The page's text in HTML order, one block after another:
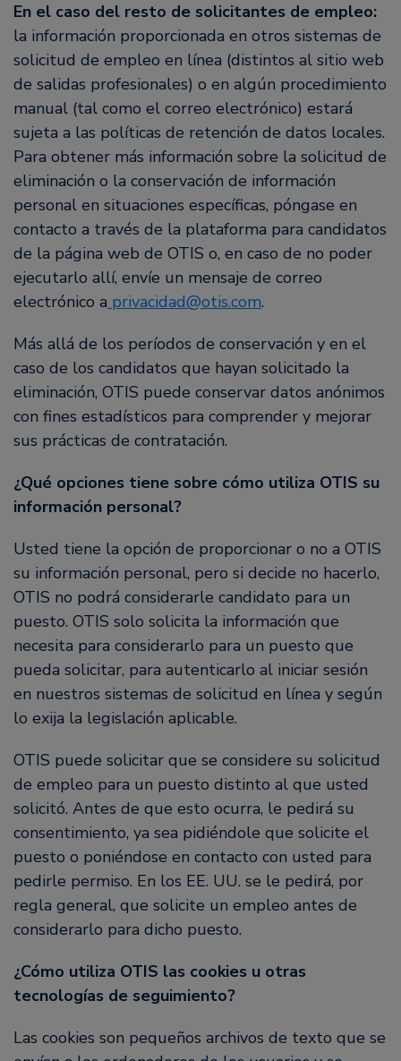
En el caso del resto de solicitantes de empleo:
la información proporcionada en otros sistemas de
solicitud de empleo en línea (distintos al sitio web
de salidas profesionales) o en algún procedimiento
manual (tal como el correo electrónico) estará
sujeta a las políticas de retención de datos locales.
Para obtener más información sobre la solicitud de
eliminación o la conservación de información
personal en situaciones específicas, póngase en
contacto a través de la plataforma para candidatos
de la página web de OTIS o, en caso de no poder
ejecutarlo allí, envíe un mensaje de correo
electrónico a privacidad@otis.com.
Más allá de los períodos de conservación y en el
caso de los candidatos que hayan solicitado la
eliminación, OTIS puede conservar datos anónimos
con fines estadísticos para comprender y mejorar
sus prácticas de contratación.
¿Qué opciones tiene sobre cómo utiliza OTIS su
información personal?
Usted tiene la opción de proporcionar o no a OTIS
su información personal, pero si decide no hacerlo,
OTIS no podrá considerarle candidato para un
puesto. OTIS solo solicita la información que
necesita para considerarlo para un puesto que
pueda solicitar, para autenticarlo al iniciar sesión
en nuestros sistemas de solicitud en línea y según
lo exija la legislación aplicable.
OTIS puede solicitar que se considere su solicitud
de empleo para un puesto distinto al que usted
solicitó. Antes de que esto ocurra, le pedirá su
consentimiento, ya sea pidiéndole que solicite el
puesto o poniéndose en contacto con usted para
pedirle permiso. En los EE. UU. se le pedirá, por
regla general, que solicite un empleo antes de
considerarlo para dicho puesto.
¿Cómo utiliza OTIS las cookies u otras
tecnologías de seguimiento?
Las cookies son pequeños archivos de texto que se